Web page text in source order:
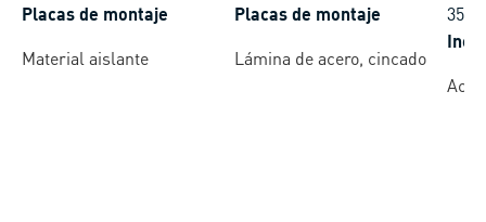
Placas de montaje
Material aislante
Placas de montaje
Lámina de acero, cincado
35